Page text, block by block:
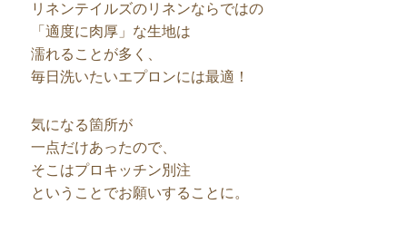
リネンテイルズのリネンならではの
「適度に肉厚」な生地は
濡れることが多く、
毎日洗いたいエプロンには最適！
気になる箇所が
一点だけあったので、
そこはプロキッチン別注
ということでお願いすることに。